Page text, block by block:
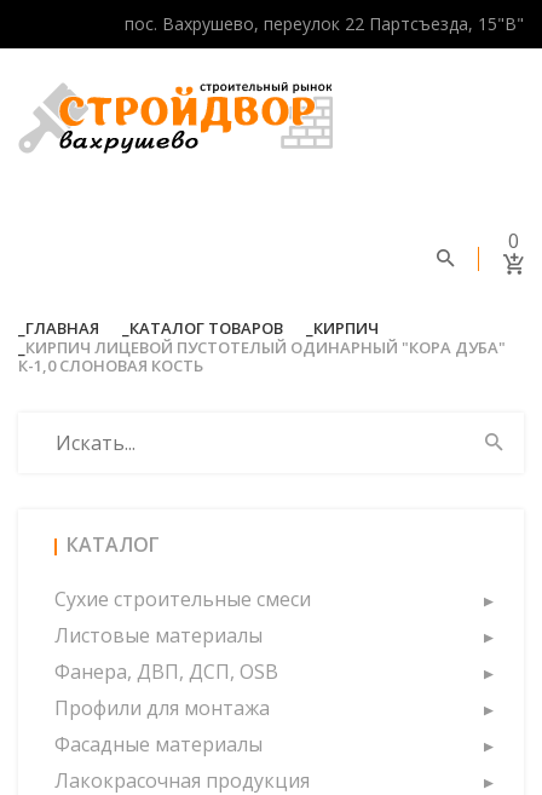
пос. Вахрушево, переулок 22 Партсъезда, 15"В"
0
ГЛАВНАЯ КАТАЛОГ ТОВАРОВ
КИРПИЧ
КИРПИЧ ЛИЦЕВОЙ ПУСТОТЕЛЫЙ ОДИНАРНЫЙ "КОРА ДУБА"
К-1,0 СЛОНОВАЯ КОСТЬ
КАТАЛОГ
Сухие строительные смеси
Листовые материалы
Фанера, ДВП, ДСП, OSB
Профили для монтажа
Фасадные материалы
Лакокрасочная продукция